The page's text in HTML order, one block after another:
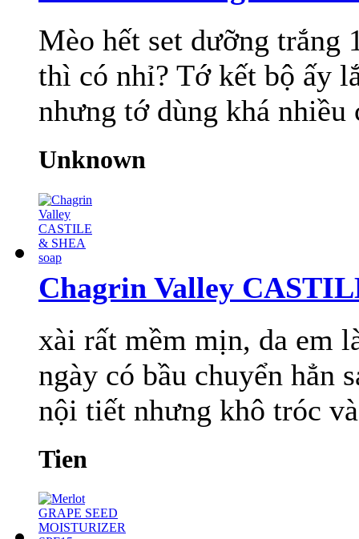
Mèo hết set dưỡng trắng
thì có nhỉ? Tớ kết bộ ấy
nhưng tớ dùng khá nhiều
Unknown
Chagrin Valley
xài rất mềm mịn, da em
ngày có bầu chuyển hẳn
nội tiết nhưng khô tróc
Tien